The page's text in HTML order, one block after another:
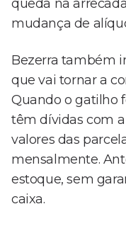
queda na
mudança de
Bezerra também
que vai tornar a
Quando o gatilho
têm dívidas com
valores das
mensalmente.
estoque, sem
caixa.